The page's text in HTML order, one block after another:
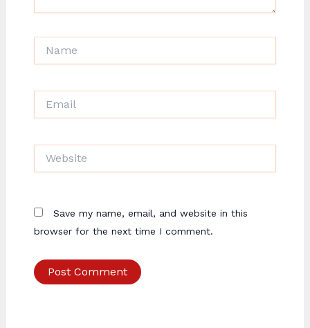
Save my name, email, and website in this
browser for the next time I comment.